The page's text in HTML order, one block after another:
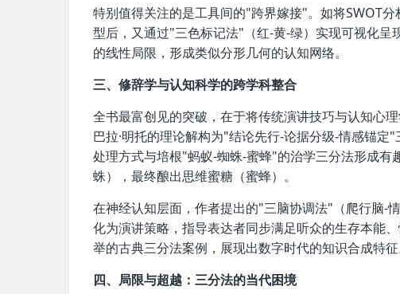
特别值得关注的是工具间的"跨界嫁接"。如将SWOT
型后，又通过"三色标记法"（红-黄-绿）实现可视化
的线性局限，形成类似分形几何的认知网络。
三、修辞学与认知科学的跨学科整合
全书最富创见的突破，在于将传统演讲技巧与认知心
巴拉·明托的理论解构为"结论先行-论据分级-情感锚
处理方式与培根"蚂蚁-蜘蛛-蜜蜂"的治学三分法形成
蛛），最终酿出思维蜜糖（蜜蜂）。
在神经认知层面，作者提出的"三脑协调法"（爬行脑-
化为演讲策略，指导表达者同步满足听众的生存本能
举的古典三分法案例，展现出数字时代的知识合成特征
四、局限与超越：三分法的当代困境